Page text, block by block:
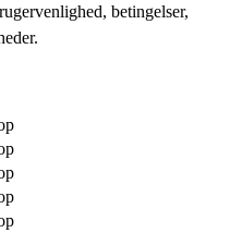
betingelser,